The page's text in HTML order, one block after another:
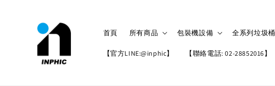
首頁 所有商品 包裝機設備 全系列垃圾桶
【官方LINE:@inphic】 【聯絡電話: 02-28852016】